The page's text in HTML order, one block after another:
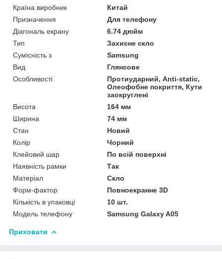
Країна виробник
Китай
Призначення
Для телефону
Діагональ екрану
6.74 дюйм
Тип
Захисне скло
Сумісність з
Samsung
Вид
Глянсове
Особливості
Протиударний, Anti-static,
Олеофобне покриття, Кути
заокруглені
Висота
164 мм
Ширина
74 мм
Стан
Новий
Колір
Чорний
Клейовий шар
По всій поверхні
Наявність рамки
Так
Матеріал
Скло
Форм-фактор
Повноекранне 3D
Кількість в упаковці
10 шт.
Модель телефону
Samsung Galaxy A05
Приховати